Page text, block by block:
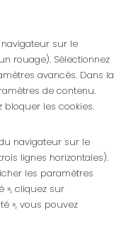
sur le
rouage). Sélectionnez
avancés. Dans la
de contenu.
bloquer les cookies.
navigateur sur le
lignes horizontales).
les paramètres
», cliquez sur
», vous pouvez